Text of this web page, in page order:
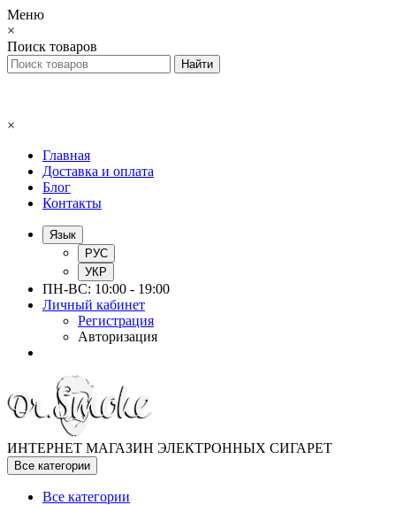
Меню
×
Поиск товаров
×
Главная
Доставка и оплата
Блог
Контакты
Язык
РУС
УКР
ПН-ВС: 10:00 - 19:00
Личный кабинет
Регистрация
Авторизация
ИНТЕРНЕТ МАГАЗИН ЭЛЕКТРОННЫХ СИГАРЕТ
Все категории
Все категории